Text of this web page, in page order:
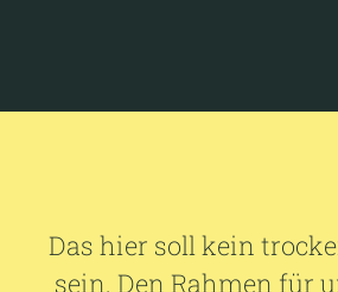
Das hier soll kein
sein. Den Rahmen für